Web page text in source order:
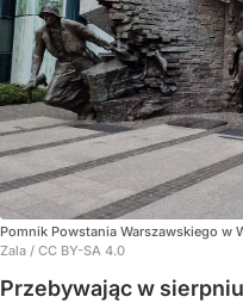
Pomnik Powstania Warszawskiego w
Zala / CC BY-SA 4.0
Przebywając w